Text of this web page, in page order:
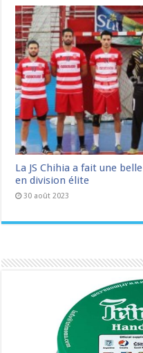
La JS Chihia a fait une
en division élite
30 août 2023